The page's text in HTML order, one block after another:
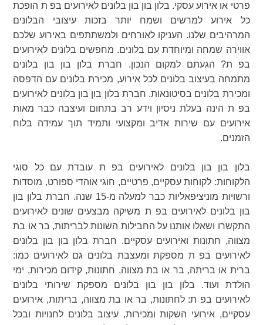
פרטי או אירוע עסקי. בלון בון בון בלונים לאירועים בפ ת הופכת
כל אירוע למרשים ושמח יותר בזכות עיצובי הבלונים
המרהיבים שלנו. העניקו לאורחים ולמשתתפים באירוע שלכם
אווירה שמחה ומיוחדת עם בלונים. מחפשים בלונים לאירועים
בפ ת? הגעתם למקום הנכון. חברת בלון בון בון בלונים
מתמחה בעיצוב בלונים לכל אירוע, מכירת בלונים עם הדפסה
ומכירת בלונים בסיטונאות. חברת בלון בון בון בלונים לאירועים
בפ ת הינה בעלת ניסיון וידע רב בתחום ועיצבה כבר מאות
אירועים עם שירות אדיב ומקצועי ותמיד תוך עמידה בלוח
הזמנים.
בלון בון בון בלונים לאירועים בפ ת עובדת עם כל סוגי
הלקוחות: לקוחות עסקיים, פרטיים, חוגי אוהדי ספורט, מוסדות
ורשויות מוניציפאליות כבר למעלה מ-15 שנה. חברת בלון בון
בון בלונים לאירועים בפ ת משיקה מבצעים שונים לאירועים
התקשרו ושאלו אותנו על החבילות השונות לבריתות, בר או בת
מצווה, חתונות ואירועים עסקיים. חברת בלון בון בון בלונים
לאירועים בפ ת מספקת ומעצבת בלונים גם לאירועים כמו:
ברית או בריתה, בר או בת מצווה, חתונות, קידום מכירות, ימי
הולדת ועוד. בלון בון בון בלונים מספקת שירותי בלונים
לאירועים בפ ת: לחתונות, בר או בת מצווה, בריתות, אירועים
עסקיים, אירועי השקות ומכירות, עיצוב בלונים לחנויות ובכל